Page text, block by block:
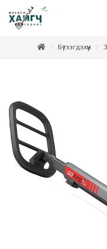
Бүтээгдэхүүн